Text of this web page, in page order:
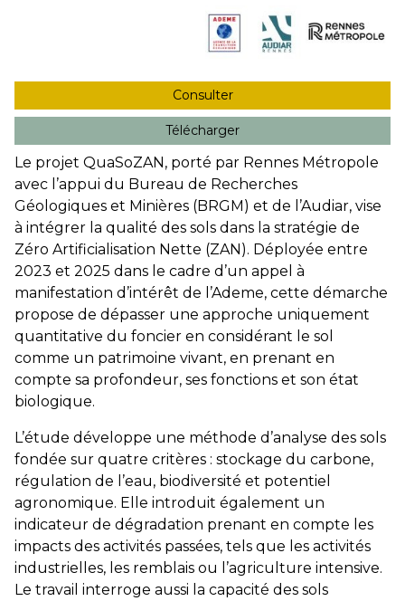
Consulter
Télécharger
Le projet QuaSoZAN, porté par Rennes Métropole
avec l’appui du Bureau de Recherches
Géologiques et Minières (BRGM) et de l’Audiar, vise
à intégrer la qualité des sols dans la stratégie de
Zéro Artificialisation Nette (ZAN). Déployée entre
2023 et 2025 dans le cadre d’un appel à
manifestation d’intérêt de l’Ademe, cette démarche
propose de dépasser une approche uniquement
quantitative du foncier en considérant le sol
comme un patrimoine vivant, en prenant en
compte sa profondeur, ses fonctions et son état
biologique.
L’étude développe une méthode d’analyse des sols
fondée sur quatre critères : stockage du carbone,
régulation de l’eau, biodiversité et potentiel
agronomique. Elle introduit également un
indicateur de dégradation prenant en compte les
impacts des activités passées, tels que les activités
industrielles, les remblais ou l’agriculture intensive.
Le travail interroge aussi la capacité des sols